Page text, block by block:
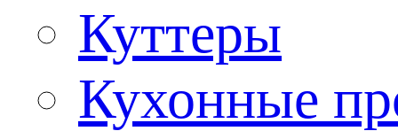
Куттеры
Кухонные